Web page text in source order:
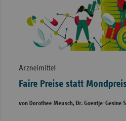
Arzneimittel
Faire Preise statt
von Dorothee Meusch, Dr. Goentje-Gesine